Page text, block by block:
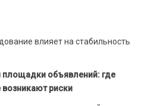
влияет на стабильность
площадки объявлений: где
риски